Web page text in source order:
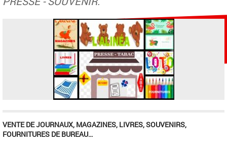
VENTE DE JOURNAUX, MAGAZINES, LIVRES, SOUVENIRS,
FOURNITURES DE BUREAU…